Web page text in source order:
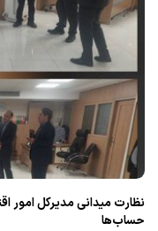
نظارت میدانی مدیرکل امور
حساب‌ها